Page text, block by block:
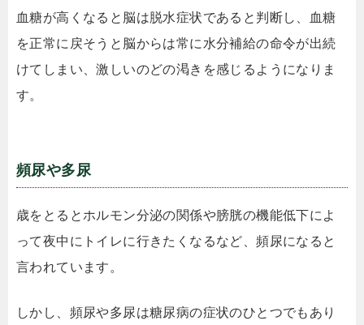
血糖が高くなると脳は脱水症状であると判断し、血糖
を正常に戻そうと脳からは常に水分補給の命令が出続
けてしまい、激しいのどの渇きを感じるようになりま
す。
頻尿や多尿
歳をとるとホルモン分泌の関係や膀胱の機能低下によ
って夜中にトイレに行きたくなるなど、頻尿になると
言われています。
しかし、頻尿や多尿は糖尿病の症状のひとつでもあり